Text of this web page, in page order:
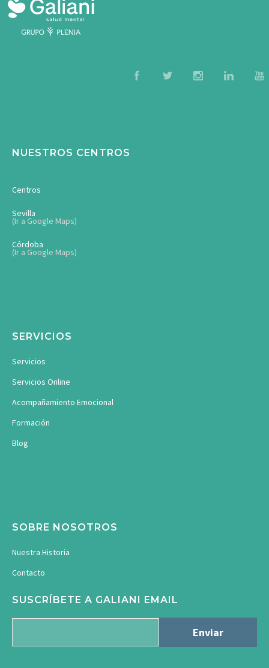
NUESTROS CENTROS
Centros
Sevilla
(Ir a Google Maps)
Córdoba
(Ir a Google Maps)
SERVICIOS
Servicios
Servicios Online
Acompañamiento Emocional
Formación
Blog
SOBRE NOSOTROS
Nuestra Historia
Contacto
SUSCRÍBETE A GALIANI EMAIL